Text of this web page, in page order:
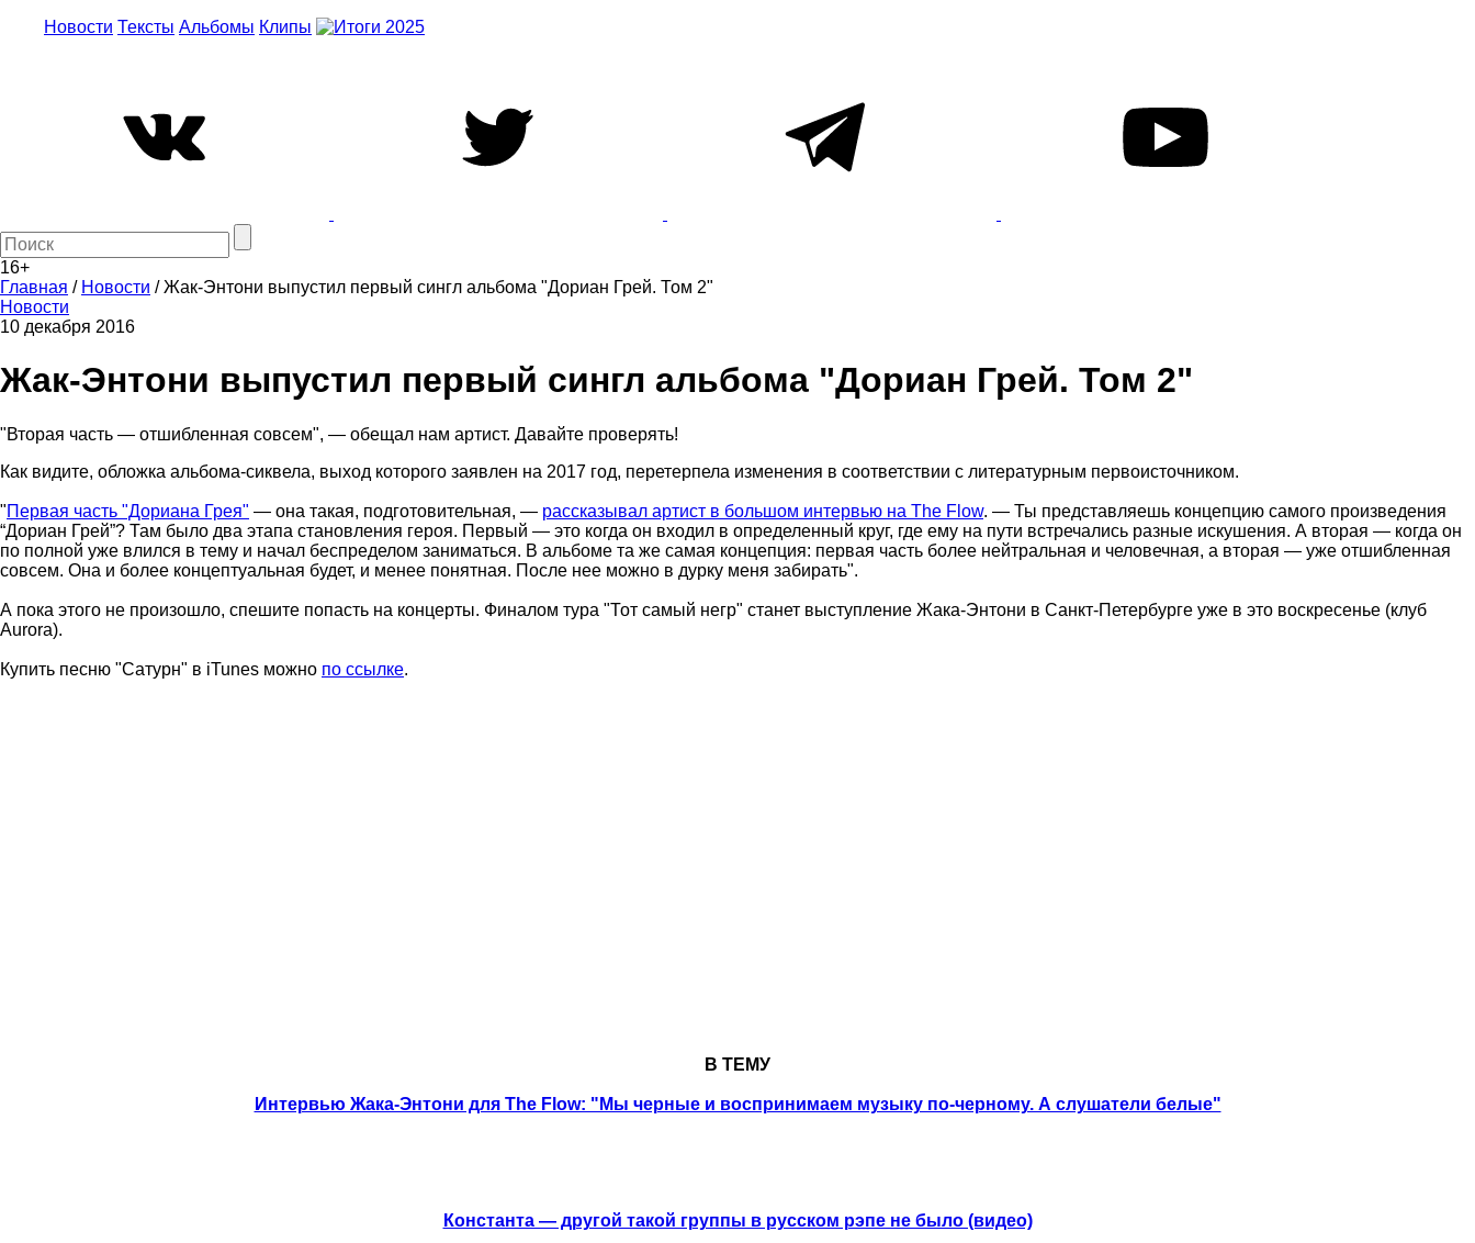
Новости Тексты Альбомы Клипы
16+
Главная / Новости /Жак-Энтони выпустил первый сингл альбома "Дориан Грей. Том 2"
Новости
10 декабря 2016
Жак-Энтони выпустил первый сингл альбома "Дориан Грей. Том 2"
"Вторая часть — отшибленная совсем", — обещал нам артист. Давайте проверять!
Как видите, обложка альбома-сиквела, выход которого заявлен на 2017 год, перетерпела изменения в соответствии с литературным первоисточником.
"Первая часть "Дориана Грея" — она такая, подготовительная, — рассказывал артист в большом интервью на The Flow. — Ты представляешь концепцию самого произведения
“Дориан Грей”? Там было два этапа становления героя. Первый — это когда он входил в определенный круг, где ему на пути встречались разные искушения. А вторая — когда он
по полной уже влился в тему и начал беспределом заниматься. В альбоме та же самая концепция: первая часть более нейтральная и человечная, а вторая — уже отшибленная
совсем. Она и более концептуальная будет, и менее понятная. После нее можно в дурку меня забирать".
А пока этого не произошло, спешите попасть на концерты. Финалом тура "Тот самый негр" станет выступление Жака-Энтони в Санкт-Петербурге уже в это воскресенье (клуб
Aurora).
Купить песню "Сатурн" в iTunes можно по ссылке.
В ТЕМУ
Интервью Жака-Энтони для The Flow: "Мы черные и воспринимаем музыку по-черному. А слушатели белые"
Константа — другой такой группы в русском рэпе не было (видео)